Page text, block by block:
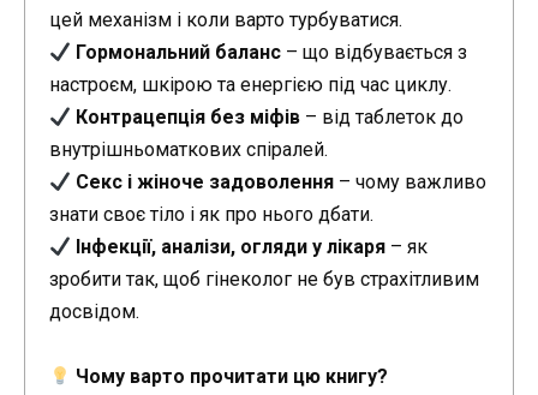
цей механізм і коли варто турбуватися.
Гормональний баланс – що відбувається з
настроєм, шкірою та енергією під час циклу.
Контрацепція без міфів – від таблеток до
внутрішньоматкових спіралей.
Секс і жіноче задоволення – чому важливо
знати своє тіло і як про нього дбати.
Інфекції, аналізи, огляди у лікаря – як
зробити так, щоб гінеколог не був страхітливим
досвідом.
Чому варто прочитати цю книгу?